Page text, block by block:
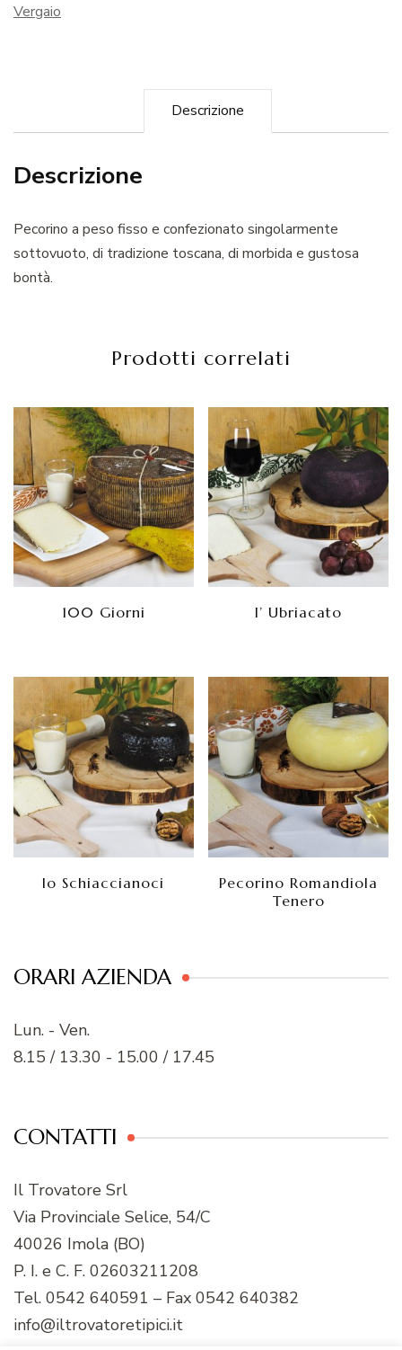
Vergaio
Descrizione
Descrizione
Pecorino a peso fisso e confezionato singolarmente
sottovuoto, di tradizione toscana, di morbida e gustosa
bontà.
Prodotti correlati
100 Giorni l’ Ubriacato
lo Schiaccianoci
Pecorino Romandiola
Tenero
ORARI AZIENDA
Lun. - Ven.
8.15 / 13.30 - 15.00 / 17.45
CONTATTI
Il Trovatore Srl
Via Provinciale Selice, 54/C
40026 Imola (BO)
P. I. e C. F. 02603211208
Tel. 0542 640591 – Fax 0542 640382
info@iltrovatoretipici.it